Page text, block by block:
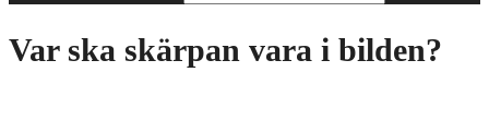
for:
Var ska skärpan vara i bilden?